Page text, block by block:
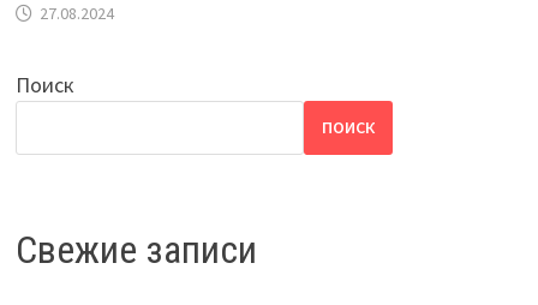
27.08.2024
Поиск
ПОИСК
Свежие записи